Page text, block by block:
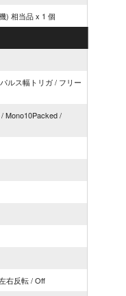
) 相当品 x 1 個
ルス幅トリガ / フリー
Mono10Packed /
右反転 / Off